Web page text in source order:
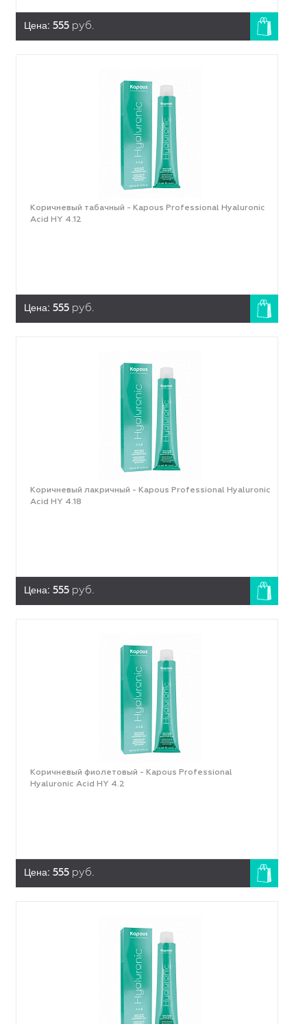
Цена: 555 руб.
Коричневый табачный - Kapous Professional Hyaluronic
Acid HY 4.12
Цена: 555 руб.
Коричневый лакричный - Kapous Professional Hyaluronic
Acid HY 4.18
Цена: 555 руб.
Коричневый фиолетовый - Kapous Professional
Hyaluronic Acid HY 4.2
Цена: 555 руб.